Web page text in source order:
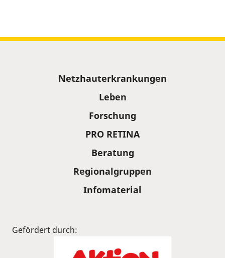
Netzhauterkrankungen
Leben
Forschung
PRO RETINA
Beratung
Regionalgruppen
Infomaterial
Gefördert durch: